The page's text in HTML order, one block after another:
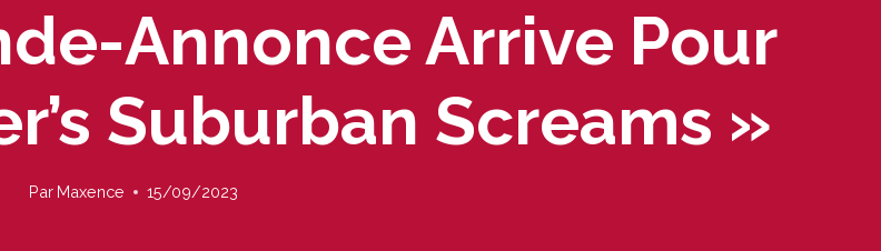
Annonce Arrive Pour
Suburban Screams »
Par Maxence 15/09/2023